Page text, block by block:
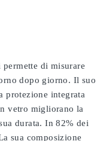
di misurare
dopo giorno. Il suo
protezione integrata
vetro migliorano la
durata. In 82% dei
sua composizione